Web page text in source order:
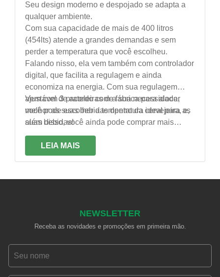
Seu design moderno e despojado se adapta a
qualquer ambiente.
Com sua capacidade de mais de 400 litros
(454lts) atende a grandes demandas e sem
perder a temperatura que você escolheu.
Falando nisso, ela vem também com controlador
digital, que facilita a regulagem e ainda
economiza na energia. Com sua regulagem
ajustável de acordo com a sua necessidade,
você pode escolher a temperatura ideal para as
suas bebidas!
Vem com 3 prateleiras de fábrica para alocar
melhor as suas bebidas dentro da cervejeira, e,
além disso, você ainda pode comprar mais
prateleiras individualmente, caso sinta
necessidade.
LEIA MAIS
NEWSLETTER
Receba as novidades e promoções em primeira mão.